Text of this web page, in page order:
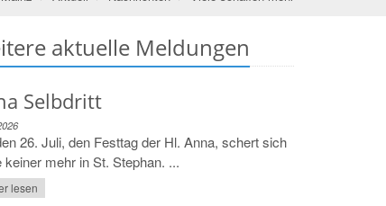
aktuelle Meldungen
Selbdritt
26. Juli, den Festtag der Hl. Anna, schert sich
keiner mehr in St. Stephan. ...
lesen